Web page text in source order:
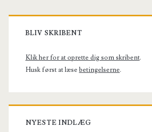
Primary
Sidebar
BLIV SKRIBENT
Klik her for at oprette dig som skribent.
Husk først at læse betingelserne.
NYESTE INDLÆG